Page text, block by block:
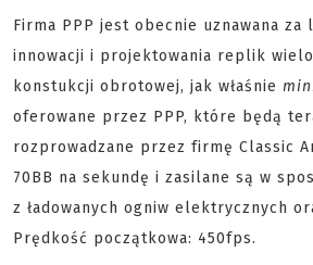
Firma PPP jest obecnie uznawana za
innowacji i projektowania replik
konstukcji obrotowej, jak właśnie
oferowane przez PPP, które będą
rozprowadzane przez firmę Classic
70BB na sekundę i zasilane są w
z ładowanych ogniw elektrycznych
Prędkość początkowa: 450fps.